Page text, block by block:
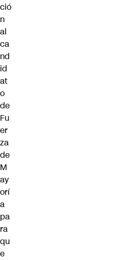
ció
n
al
ca
nd
id
at
o
de
Fu
er
za
de
M
ay
orí
a
pa
ra
qu
e